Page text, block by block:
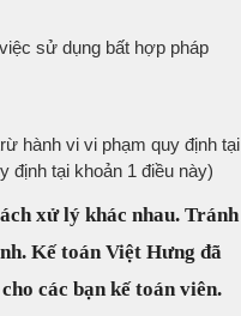
sử dụng bất hợp pháp
hành vi vi phạm quy định tại
định tại khoản 1 điều này)
xử lý khác nhau. Tránh
Kế toán Việt Hưng đã
các bạn kế toán viên.